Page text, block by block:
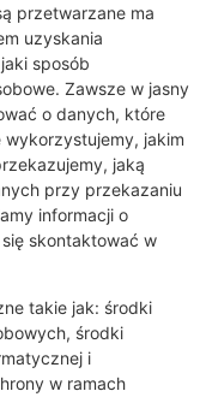
przetwarzane ma
uzyskania
sposób
Zawsze w jasny
o danych, które
jakim
jaką
przy przekazaniu
informacji o
skontaktować w
takie jak: środki
środki
i
w ramach